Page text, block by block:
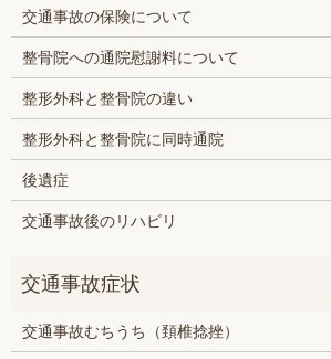
交通事故の保険について
整骨院への通院慰謝料について
整形外科と整骨院の違い
整形外科と整骨院に同時通院
後遺症
交通事故後のリハビリ
交通事故むちうち（頚椎捻挫）